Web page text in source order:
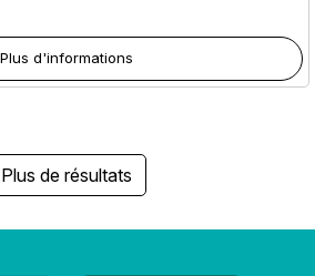
Plus d'informations
Plus de résultats